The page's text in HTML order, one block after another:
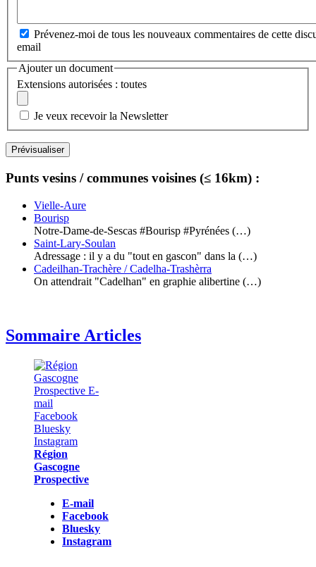
Prévenez-moi de tous les nouveaux commentaires de cette
email
Ajouter un document
Extensions autorisées : toutes
Je veux recevoir la Newsletter
Punts vesins / communes voisines (≤ 16km) :
Vielle-Aure
Bourisp
Notre-Dame-de-Sescas #Bourisp #Pyrénées (…)
Saint-Lary-Soulan
Adressage : il y a du "tout en gascon" dans la (…)
Cadeilhan-Trachère / Cadelha-Trashèrra
On attendrait "Cadelhan" en graphie alibertine (…)
Sommaire Articles
Région
Gascogne
Prospective
E-mail
Facebook
Bluesky
Instagram